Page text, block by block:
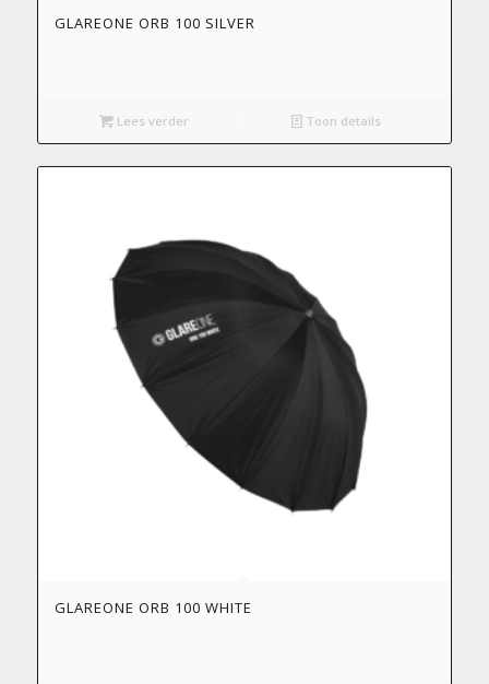
GLAREONE ORB 100 SILVER
Lees verder Toon details
GLAREONE ORB 100 WHITE